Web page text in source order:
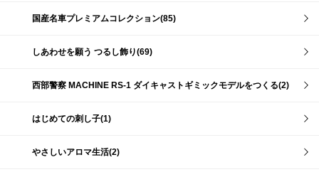
国産名車プレミアムコレクション(85)
しあわせを願う つるし飾り(69)
西部警察 MACHINE RS-1 ダイキャストギミックモデルをつくる(2)
はじめての刺し子(1)
やさしいアロマ生活(2)